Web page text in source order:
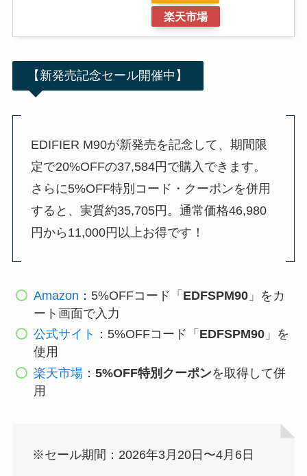
楽天市場
【新発売記念セール開催中】
EDIFIER M90が新発売を記念して、期間限
定で20%OFFの37,584円で購入できます。
さらに5%OFF特別コード・クーポンを併用
すると、実質約35,705円。通常価格46,980
円から11,000円以上お得です！
Amazon ：5%OFFコード「 EDFSPM90 」をカ
ート画面で入力
公式サイト ：5%OFFコード「 EDFSPM90 」を
使用
楽天市場 ：5%OFF特別クーポンを取得して併
用
※セール期間：2026年3月20日〜4月6日